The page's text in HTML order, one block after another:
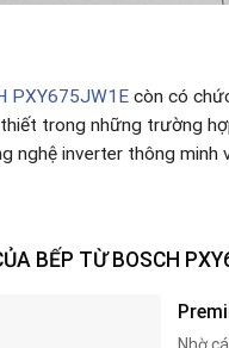
PXY675JW1E còn có
thiết trong những trường
nghệ inverter thông
BẾP TỪ BOSCH
Nhờ